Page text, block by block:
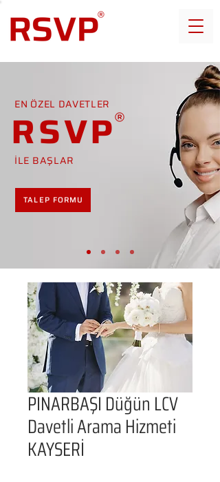
EN ÖZEL DAVETLER
RSVP
İLE BAŞLAR
TALEP FORMU
PINARBAŞI Düğün LCV
Davetli Arama Hizmeti
KAYSERİ